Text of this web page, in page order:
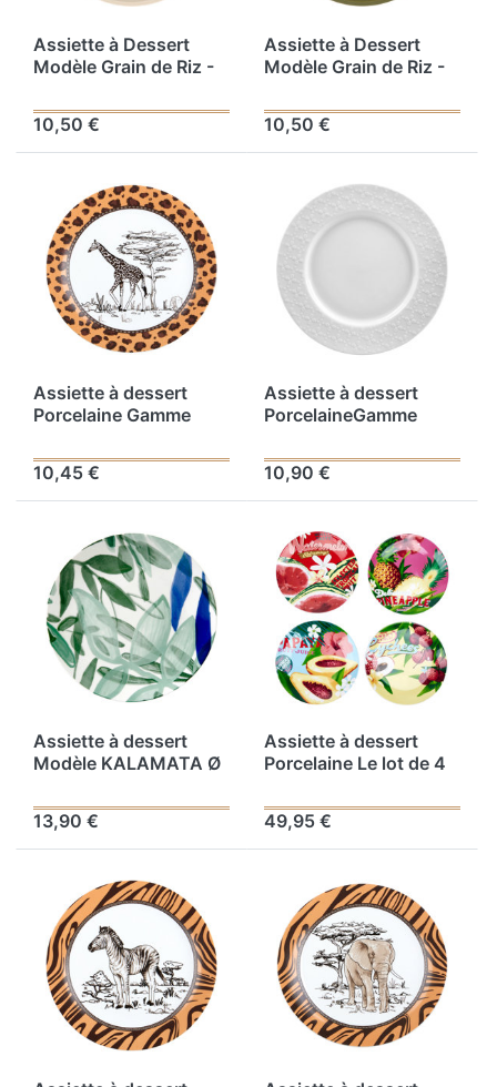
Assiette à Dessert
Modèle Grain de Riz -
- Ø 21 cm
10,50 €
Assiette à Dessert
Modèle Grain de Riz -
10,50 €
Assiette à dessert
Porcelaine Gamme
Coloris Blanc-marron
Décor Girafe
10,45 €
Assiette à dessert
PorcelaineGamme
20.5 cmColoris
BlancDécor Fleur
10,90 €
Assiette à dessert
Modèle KALAMATA Ø
Porcelaine avec des
décorations florales
bleu, blanc, vert
13,90 €
Assiette à dessert
Porcelaine Le lot de 4
BEACH Ø 20.5 cm 4
assortiments Coloris
Multicolore Décor Fruit
49,95 €